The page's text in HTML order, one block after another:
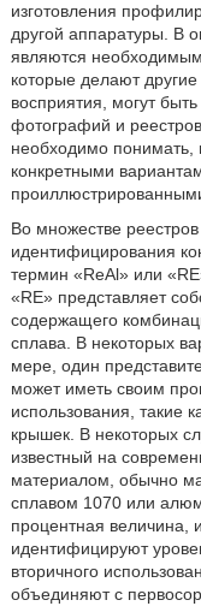
изготовления
другой аппаратуры. В
являются
которые делают
восприятия, могут
фотографий и
необходимо понимать,
конкретными
Во множестве
идентифицирования
термин «ReAl» или
«RE» представляет
содержащего
сплава. В некоторых
мере, один
может иметь своим
использования, такие
крышек. В некоторых
известный на
материалом, обычно
сплавом 1070 или
процентная величина,
идентифицируют
вторичного
объединяют с